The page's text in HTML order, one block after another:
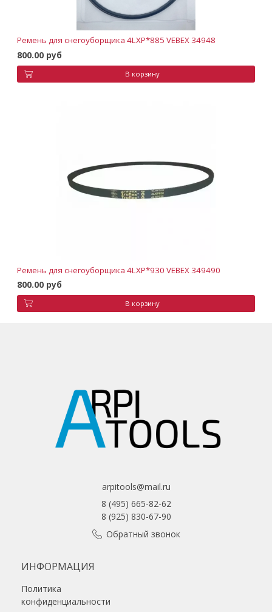
Ремень для снегоуборщика 4LXP*885 VEBEX 34948
800.00 руб
В корзину
Ремень для снегоуборщика 4LXP*930 VEBEX 349490
800.00 руб
В корзину
arpitools@mail.ru
8 (495) 665-82-62
8 (925) 830-67-90
Обратный звонок
ИНФОРМАЦИЯ
Политика
конфиденциальности